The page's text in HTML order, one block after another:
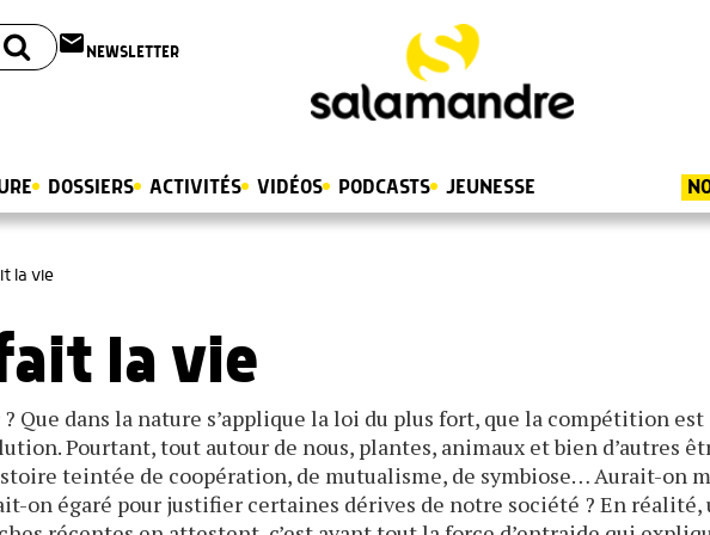
email NEWSLETTER
DOSSIERS ACTIVITÉS VIDÉOS PODCASTS JEUNESSE
la vie
la vie
Que dans la nature s’applique la loi du plus fort, que la compétition est
Pourtant, tout autour de nous, plantes, animaux et bien d’autres
teintée de coopération, de mutualisme, de symbiose… Aurait-on
on égaré pour justifier certaines dérives de notre société ? En réalité,